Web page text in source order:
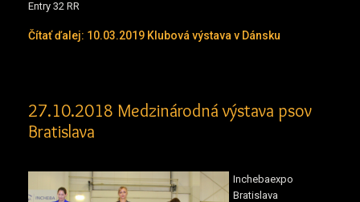
Entry 32 RR
Čítať ďalej: 10.03.2019 Klubová výstava v Dánsku
27.10.2018 Medzinárodná výstava psov
Bratislava
Inchebaexpo
Bratislava